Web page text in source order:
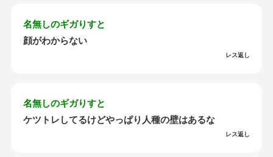
名無しのギガりすと
顔がわからない
レス返し
名無しのギガりすと
ケツトレしてるけどやっぱり人種の壁はあるな
レス返し